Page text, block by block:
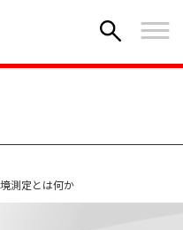
測定とは何か